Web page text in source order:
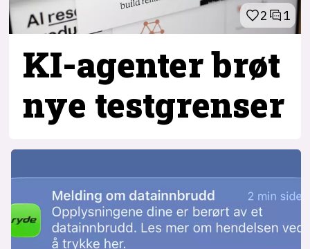
2 1
KI-agenter brøt
nye testgrenser